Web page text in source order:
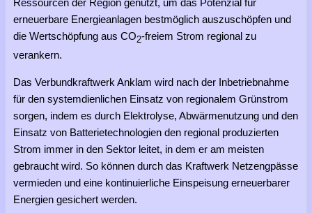
erneuerbare Energieanlagen bestmöglich auszuschöpfen und
die Wertschöpfung aus CO2-freiem Strom regional zu
verankern.
Das Verbundkraftwerk Anklam wird nach der Inbetriebnahme
für den systemdienlichen Einsatz von regionalem Grünstrom
sorgen, indem es durch Elektrolyse, Abwärmenutzung und den
Einsatz von Batterietechnologien den regional produzierten
Strom immer in den Sektor leitet, in dem er am meisten
gebraucht wird. So können durch das Kraftwerk Netzengpässe
vermieden und eine kontinuierliche Einspeisung erneuerbarer
Energien gesichert werden.